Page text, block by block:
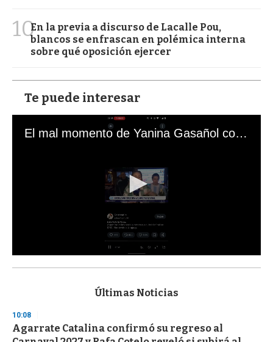
10En la previa a discurso de Lacalle Pou,
blancos se enfrascan en polémica interna
sobre qué oposición ejercer
Te puede interesar
El mal momento de Yanina Gasañol con un hincha argentino en "Subrayado"
s
d
s
o
Últimas Noticias
10:08
Agarrate Catalina confirmó su regreso al